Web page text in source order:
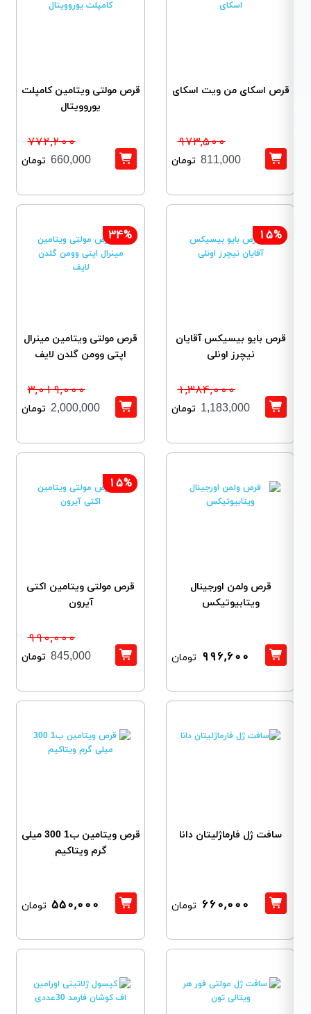
قرص اسکای من ویت اسکای
973,500
811,000 تومان
قرص مولتی ویتامین کامپلت
یوروویتال
772,200
660,000 تومان
15%
قرص بایو بیسیکس آقایان
نیچرز اونلی
1,384,000
1,183,000 تومان
34%
قرص مولتی ویتامین مینرال
اپتی وومن گلدن لایف
3,019,000
2,000,000 تومان
قرص ولمن اورجینال
ویتابیوتیکس
996,600 تومان
15%
قرص مولتی ویتامین اکتی
آیرون
990,000
845,000 تومان
سافت ژل فارماژلیتان دانا
660,000 تومان
قرص ویتامین ب1 300 میلی
گرم ویتاکیم
550,000 تومان